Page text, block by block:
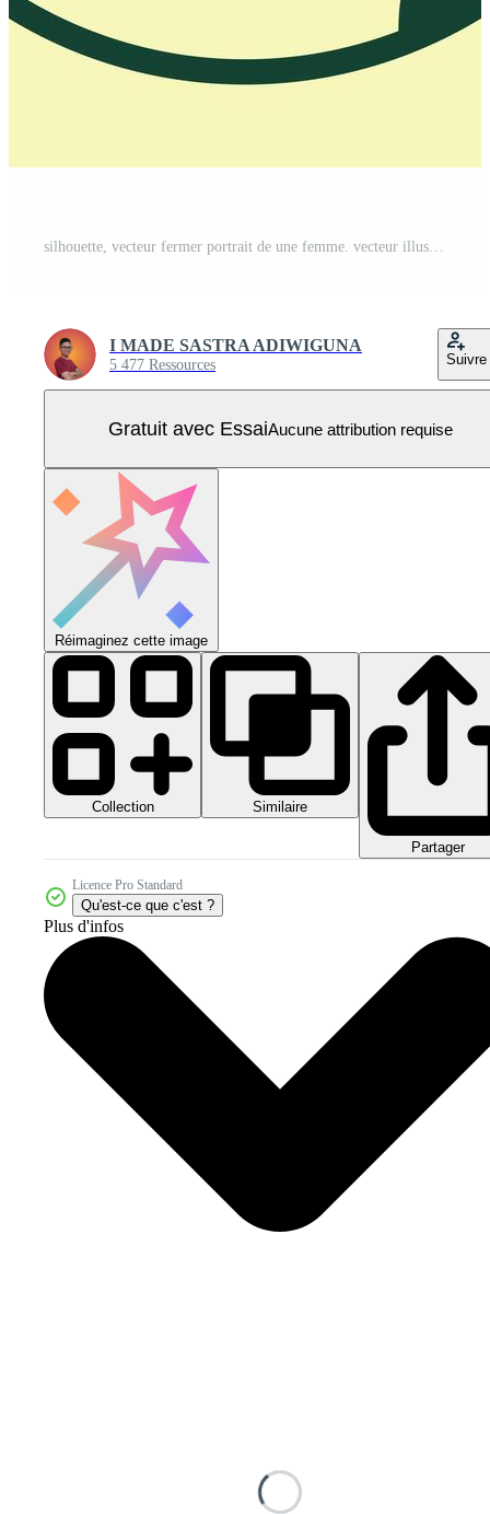
silhouette, vecteur fermer portrait de une femme. vecteur illustration Vecteur Pro
I MADE SASTRA ADIWIGUNA
5 477 Ressources Suivre
Gratuit avec EssaiAucune attribution requise
Réimaginez cette image
Collection Similaire
Partager
Licence Pro Standard
Qu'est-ce que c'est ?
Plus d'infos